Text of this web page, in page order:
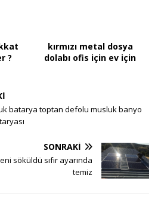
?
kırmızı metal dosya
dolabı ofis için ev için
batarya toptan defolu musluk banyo
SONRAKI
söküldü sıfır ayarında
temiz